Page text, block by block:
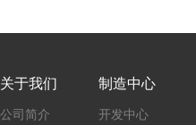
关于我们
公司简介
制造中心
开发中心